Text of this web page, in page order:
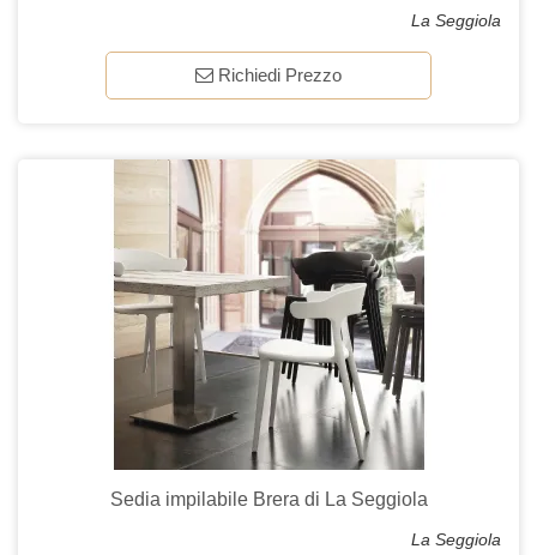
La Seggiola
Richiedi Prezzo
Sedia impilabile Brera di La Seggiola
La Seggiola